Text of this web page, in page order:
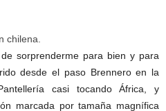
chilena.
sorprenderme para bien y para
desde el paso Brennero en la
casi tocando África, y
marcada por tamaña magnífica